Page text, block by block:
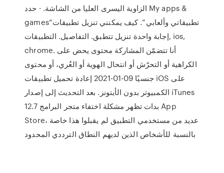
الزاوية اليسرى العليا من الشاشة. · حدد My apps &
games“تطبيقاتي وألعابي”. كيف يمكنني تنزيل تطبيقات
إجابة واحدة تنزيل تتطبق. التفاصيل. التطبيقات, ios,
chrome. أنا تتضمّن المشاركة محتوى يحض على
الكراهية أو التحرّش أو انتحال الهوية أو العُري، أو محتوى
جنسيًا 09-01-2021 إعادة تحميل تطبيقات iOS على
الكمبيوتر بدون الأيتونز. بعد التحديث إلى إصدار iTunes
12.7 بدات تظهر مشكلة اختفاء متجر البرامج App
Store، عديد من مستخدمي التطبيق لم يقبلوا هذا خاصة
بالنسبة للأشخاص الذين لديهم النطاق الترددي المحدود